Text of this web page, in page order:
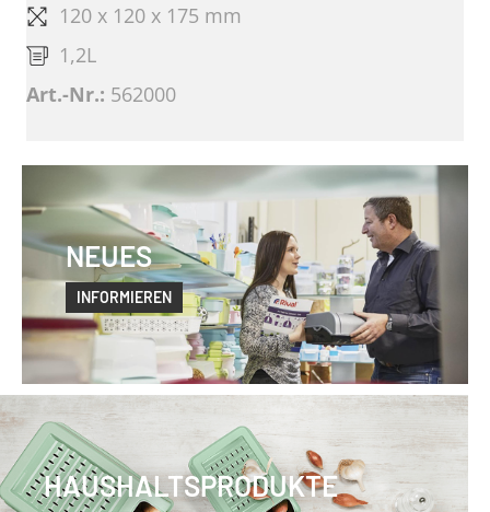
120 x 120 x 175 mm
1,2L
Art.-Nr.: 562000
NEUES
INFORMIEREN
HAUSHALTSPRODUKTE